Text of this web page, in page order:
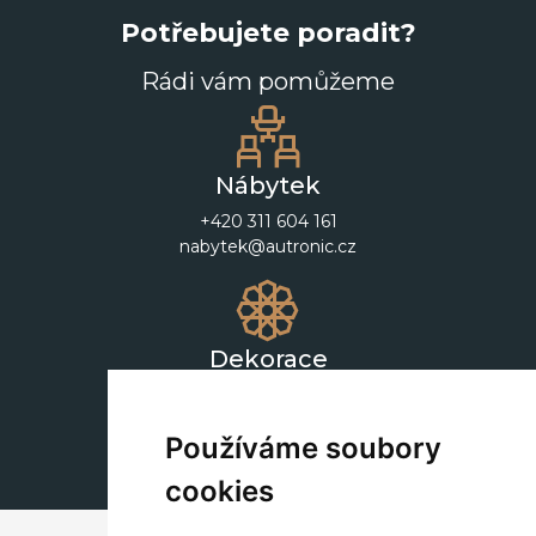
Používáme soubory
cookies
Potřebujete poradit?
Rádi vám pomůžeme
Nábytek
+420 311 604 161
nabytek@autronic.cz
Dekorace